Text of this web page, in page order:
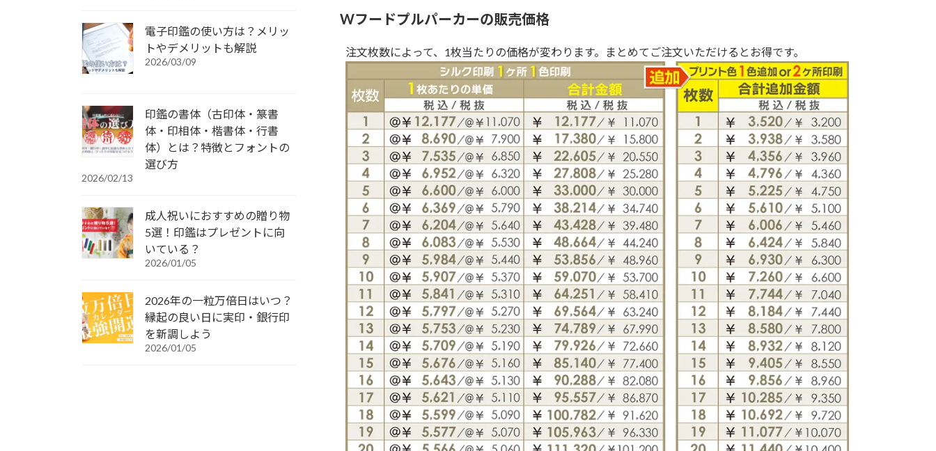
Wフードプルパーカーの販売価格
注文枚数によって、1枚当たりの価格が変わります。まとめてご注文いただけるとお得です。
電子印鑑の使い方は？メリッ
トやデメリットも解説
2026/03/09
印鑑の書体（古印体・篆書
体・印相体・楷書体・行書
体）とは？特徴とフォントの
選び方
2026/02/13
成人祝いにおすすめの贈り物
5選！印鑑はプレゼントに向
いている？
2026/01/05
2026年の一粒万倍日はいつ？
縁起の良い日に実印・銀行印
を新調しよう
2026/01/05